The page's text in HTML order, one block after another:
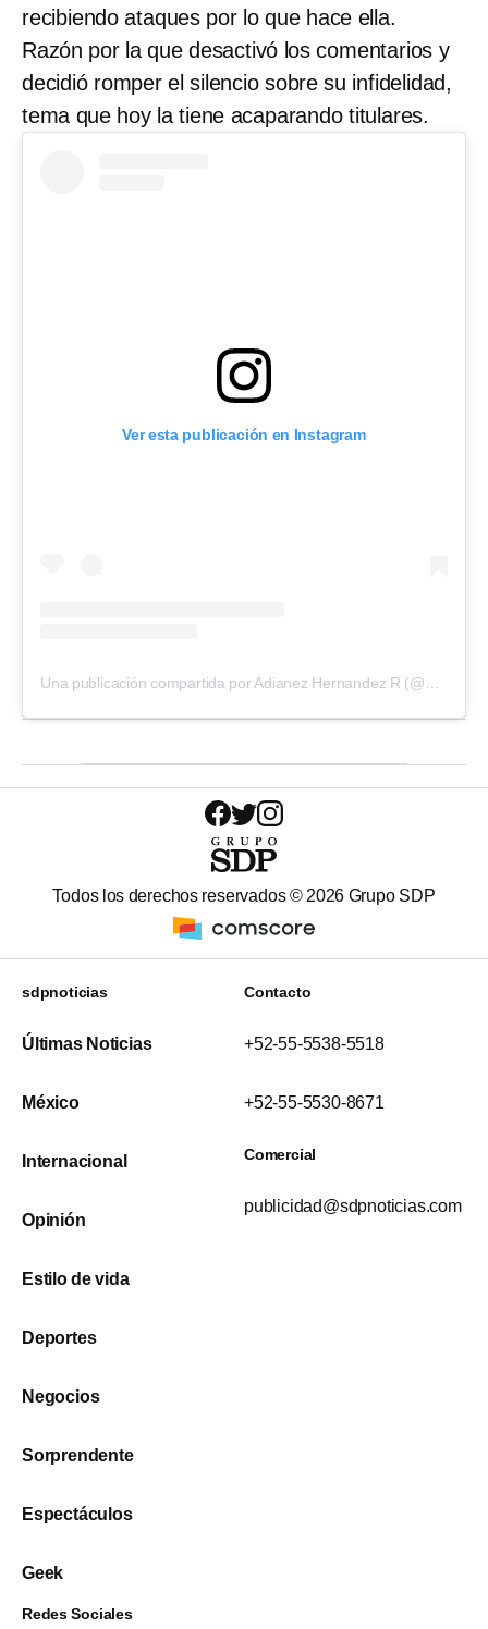
recibiendo ataques por lo que hace ella.
Razón por la que desactivó los comentarios y
decidió romper el silencio sobre su infidelidad,
tema que hoy la tiene acaparando titulares.
Ver esta publicación en Instagram
Una publicación compartida por Adianez Hernandez R (@adianezhzr)
Todos los derechos reservados © 2026 Grupo SDP
sdpnoticias
Últimas Noticias
México
Internacional
Opinión
Estilo de vida
Deportes
Negocios
Sorprendente
Espectáculos
Geek
Contacto
+52-55-5538-5518
+52-55-5530-8671
Comercial
publicidad@sdpnoticias.com
Redes Sociales